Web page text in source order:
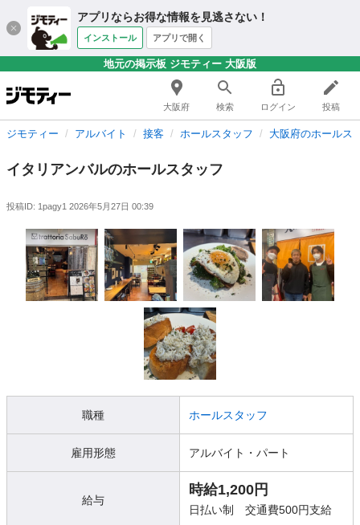
アプリならお得な情報を見逃さない！
インストール アプリで開く
地元の掲示板 ジモティー 大阪版
大阪府 検索 ログイン 投稿
ジモティー アルバイト 接客 ホールスタッフ 大阪府のホールス
イタリアンバルのホールスタッフ
投稿ID: 1pagy1 2026年5月27日 00:39
職種 ホールスタッフ
雇用形態 アルバイト・パート
給与
時給1,200円
日払い制 交通費500円支給